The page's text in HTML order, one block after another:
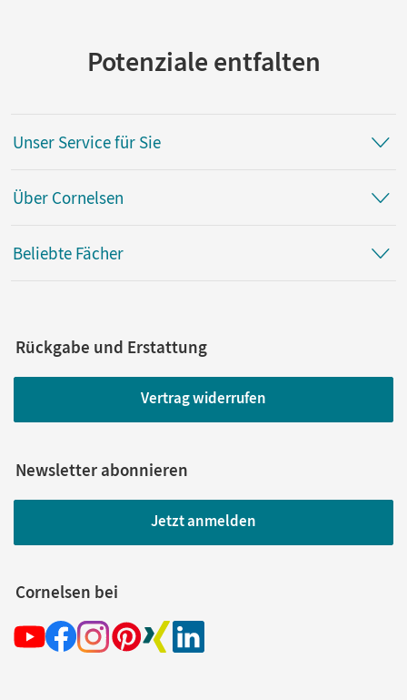
Potenziale entfalten
Unser Service für Sie
Über Cornelsen
Beliebte Fächer
Rückgabe und Erstattung
Vertrag widerrufen
Newsletter abonnieren
Jetzt anmelden
Cornelsen bei